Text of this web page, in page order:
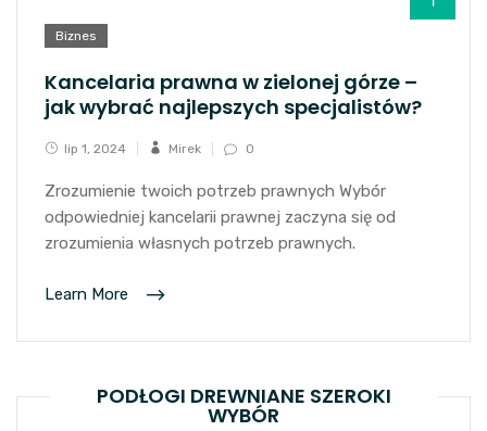
Biznes
Kancelaria prawna w zielonej górze –
jak wybrać najlepszych specjalistów?
lip 1, 2024 Mirek 0
Zrozumienie twoich potrzeb prawnych Wybór
odpowiedniej kancelarii prawnej zaczyna się od
zrozumienia własnych potrzeb prawnych.
Learn More
PODŁOGI DREWNIANE SZEROKI
WYBÓR